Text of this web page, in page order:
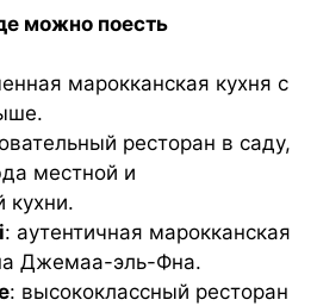
можно поесть
марокканская кухня с
ресторан в саду,
местной и
кухни.
: аутентичная марокканская
Джемаа-эль-Фна.
: высококлассный ресторан